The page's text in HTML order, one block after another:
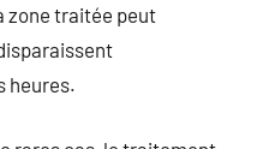
zone traitée peut
heures.